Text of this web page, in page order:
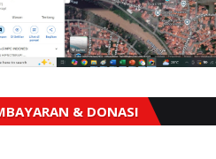
& DONASI